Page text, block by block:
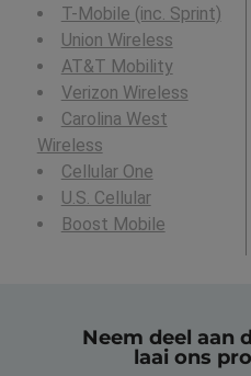
T-Mobile (inc. Sprint)
Union Wireless
AT&T Mobility
Verizon Wireless
Carolina West
Wireless
Cellular One
U.S. Cellular
Boost Mobile
Neem deel aan
laai ons